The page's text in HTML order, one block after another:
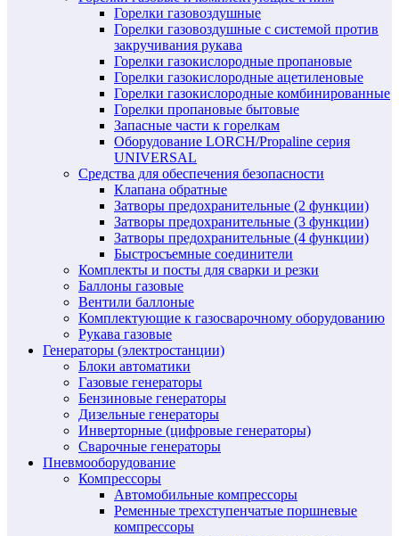
Горелки газовоздушные
Горелки газовоздушные с системой против
закручивания рукава
Горелки газокислородные пропановые
Горелки газокислородные ацетиленовые
Горелки газокислородные комбинированные
Горелки пропановые бытовые
Запасные части к горелкам
Оборудование LORCH/Propaline серия
UNIVERSAL
Средства для обеспечения безопасности
Клапана обратные
Затворы предохранительные (2 функции)
Затворы предохранительные (3 функции)
Затворы предохранительные (4 функции)
Быстросъемные соединители
Комплекты и посты для сварки и резки
Баллоны газовые
Вентили баллоные
Комплектующие к газосварочному оборудованию
Рукава газовые
Генераторы (электростанции)
Блоки автоматики
Газовые генераторы
Бензиновые генераторы
Дизельные генераторы
Инверторные (цифровые генераторы)
Сварочные генераторы
Пневмооборудование
Компрессоры
Автомобильные компрессоры
Ременные трехступенчатые поршневые
компрессоры